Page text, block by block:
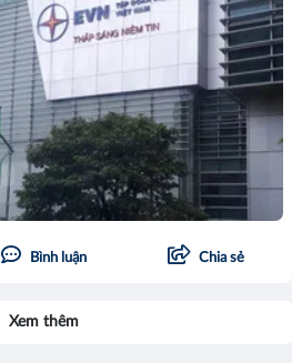
Bình luận Chia sẻ
Xem thêm